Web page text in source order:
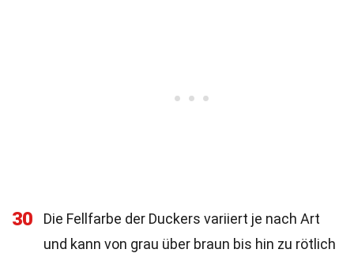
30
Die Fellfarbe der Duckers variiert je nach Art
und kann von grau über braun bis hin zu rötlich